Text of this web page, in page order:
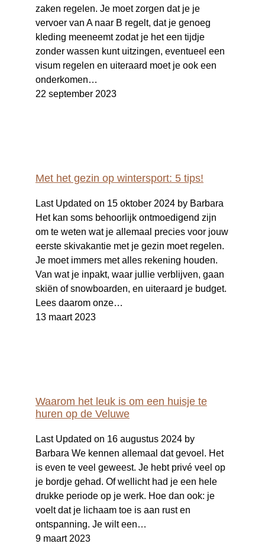
zaken regelen. Je moet zorgen dat je je
vervoer van A naar B regelt, dat je genoeg
kleding meeneemt zodat je het een tijdje
zonder wassen kunt uitzingen, eventueel een
visum regelen en uiteraard moet je ook een
onderkomen…
22 september 2023
Met het gezin op wintersport: 5 tips!
Last Updated on 15 oktober 2024 by Barbara
Het kan soms behoorlijk ontmoedigend zijn
om te weten wat je allemaal precies voor jouw
eerste skivakantie met je gezin moet regelen.
Je moet immers met alles rekening houden.
Van wat je inpakt, waar jullie verblijven, gaan
skiën of snowboarden, en uiteraard je budget.
Lees daarom onze…
13 maart 2023
Waarom het leuk is om een huisje te
huren op de Veluwe
Last Updated on 16 augustus 2024 by
Barbara We kennen allemaal dat gevoel. Het
is even te veel geweest. Je hebt privé veel op
je bordje gehad. Of wellicht had je een hele
drukke periode op je werk. Hoe dan ook: je
voelt dat je lichaam toe is aan rust en
ontspanning. Je wilt een…
9 maart 2023